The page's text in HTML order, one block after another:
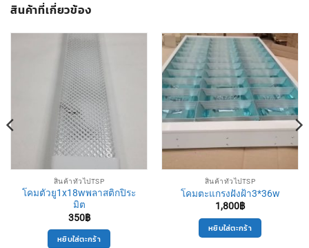
สินค้าที่เกี่ยวข้อง
สินค้าทั่วไปTSP
โคมตัวยู1x18wพลาสติกปิระ
มิต
350฿
หยิบใส่ตะกร้า
สินค้าทั่วไปTSP
โคมตะแกรงฝังฝ้า3*36w
1,800฿
หยิบใส่ตะกร้า